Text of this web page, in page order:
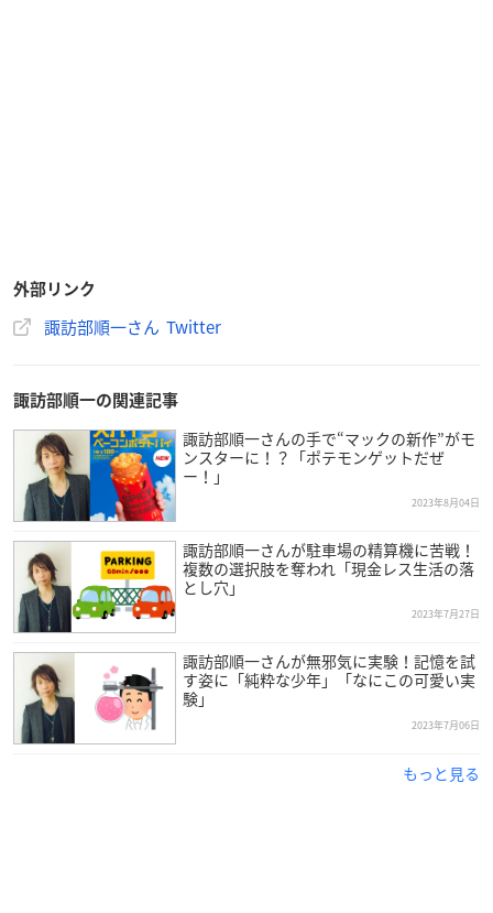
外部リンク
諏訪部順一さん Twitter
諏訪部順一の関連記事
諏訪部順一さんの手で“マックの新作”がモ
ンスターに！？「ポテモンゲットだぜ
ー！」
2023年8月04日
諏訪部順一さんが駐車場の精算機に苦戦！
複数の選択肢を奪われ「現金レス生活の落
とし穴」
2023年7月27日
諏訪部順一さんが無邪気に実験！記憶を試
す姿に「純粋な少年」「なにこの可愛い実
験」
2023年7月06日
もっと見る